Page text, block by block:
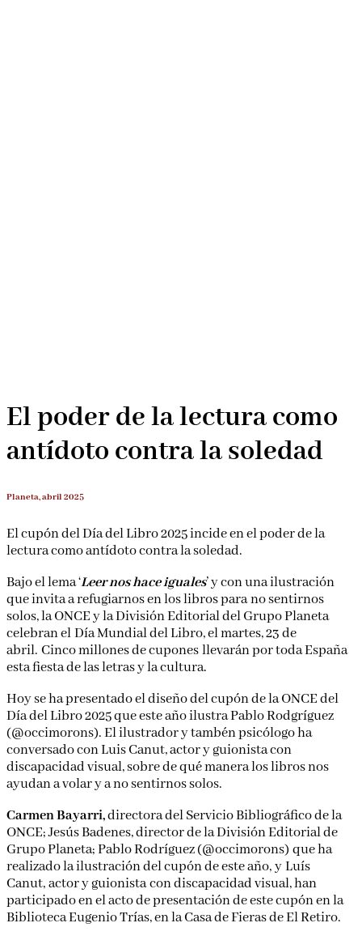
El poder de la lectura como
antídoto contra la soledad
Planeta, abril 2025
El cupón del Día del Libro 2025 incide en el poder de la
lectura como antídoto contra la soledad.
Bajo el lema ‘Leer nos hace iguales’ y con una ilustración
que invita a refugiarnos en los libros para no sentirnos
solos, la ONCE y la División Editorial del Grupo Planeta
celebran el Día Mundial del Libro, el martes, 23 de
abril. Cinco millones de cupones llevarán por toda España
esta fiesta de las letras y la cultura.
Hoy se ha presentado el diseño del cupón de la ONCE del
Día del Libro 2025 que este año ilustra Pablo Rodgríguez
(@occimorons). El ilustrador y tambén psicólogo ha
conversado con Luis Canut, actor y guionista con
discapacidad visual, sobre de qué manera los libros nos
ayudan a volar y a no sentirnos solos.
Carmen Bayarri,directora del Servicio Bibliográfico de la
ONCE; Jesús Badenes, director de la División Editorial de
Grupo Planeta; Pablo Rodríguez (@occimorons) que ha
realizado la ilustración del cupón de este año, y Luís
Canut, actor y guionista con discapacidad visual, han
participado en el acto de presentación de este cupón en la
Biblioteca Eugenio Trías, en la Casa de Fieras de El Retiro.